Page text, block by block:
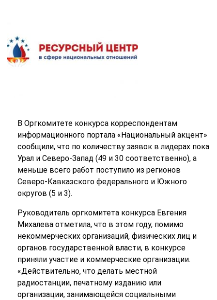
В Оргкомитете конкурса корреспондентам
информационного портала «Национальный акцент»
сообщили, что по количеству заявок в лидерах пока
Урал и Северо-Запад (49 и 30 соответственно), а
меньше всего работ поступило из регионов
Северо-Кавказского федерального и Южного
округов (5 и 3).
Руководитель оргкомитета конкурса Евгения
Михалева отметила, что в этом году, помимо
некоммерческих организаций, физических лиц и
органов государственной власти, в конкурсе
приняли участие и коммерческие организации.
«Действительно, что делать местной
радиостанции, печатному изданию или
организации, занимающейся социальными